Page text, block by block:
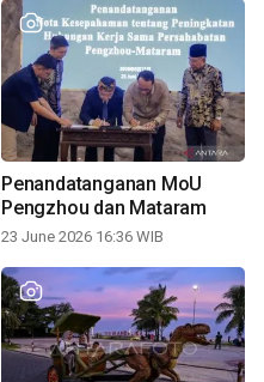
Penandatanganan MoU
Pengzhou dan Mataram
23 June 2026 16:36 WIB